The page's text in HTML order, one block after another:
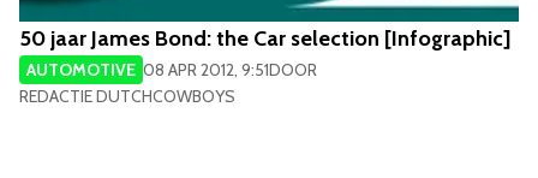
50 jaar James Bond: the Car selection [Infographic]
AUTOMOTIVE 08 APR 2012, 9:51DOOR
REDACTIE DUTCHCOWBOYS